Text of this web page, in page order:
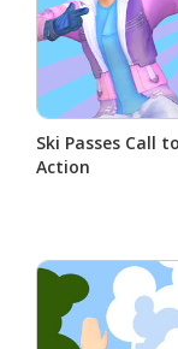
Ski Passes Call to
Action